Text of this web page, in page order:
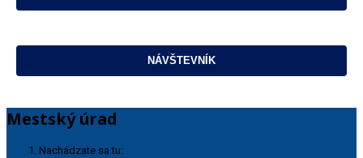
Mestský úrad
Nachádzate sa tu: